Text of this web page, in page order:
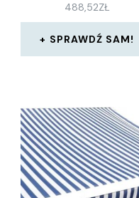
488,52ZŁ
SPRAWDŹ SAM!